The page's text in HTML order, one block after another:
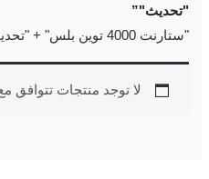
"تحديث"”
"ستارنت 4000 توين بلس" + "تحديث"
لا توجد منتجات تتوافق